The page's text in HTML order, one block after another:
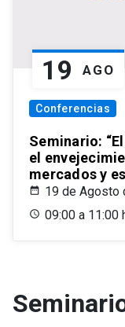
19 AGO
Conferencias
Seminario:
el
mercados y
19 de Agosto
09:00 a 11:00